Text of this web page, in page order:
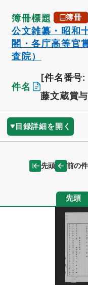
簿冊標題 簿冊
公文雑纂・昭和
閣・各庁高等官
査院）
件名
[件名番号
藤文蔵賞
目録詳細を開く
先頭 前の
先頭